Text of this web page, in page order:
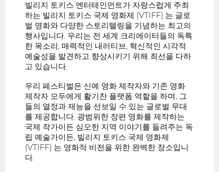
빌리지 토키스 엔터테인먼트가 자랑스럽게 주최
하는 빌리지 토키스 국제 영화제 (VTIFF) 는 글로
벌 영화와 다양한 스토리텔링을 기념하는 최고의
행사입니다. 우리는 전 세계 크리에이터들의 독특
한 목소리, 매력적인 내러티브, 혁신적인 시각적
예술성을 발견하고 향상시키기 위해 최선을 다하
고 있습니다.
우리 페스티벌은 신예 영화 제작자와 기존 영화
제작자 모두에게 활기찬 플랫폼 역할을 하며, 그
들의 열정과 재능을 선보일 수 있는 글로벌 무대
를 제공합니다. 광범위한 장편 영화를 제작하는
국제 작가이든 심오한 지역 이야기를 들려주는 독
립 예술가이든, 빌리지 토키스 국제 영화제
(VTIFF) 는 영화적 비전을 위한 완벽한 장소입니
다.